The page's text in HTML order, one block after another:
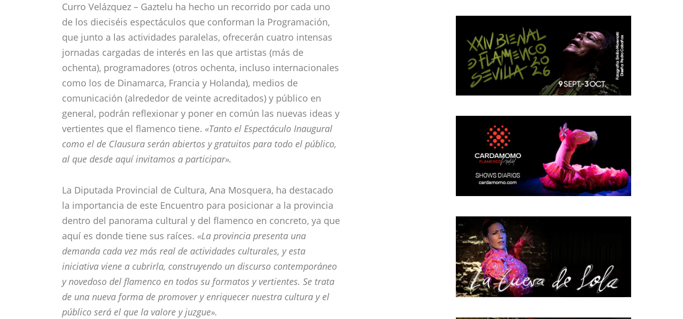
Curro Velázquez – Gaztelu ha hecho un recorrido por cada uno
de los dieciséis espectáculos que conforman la Programación,
que junto a las actividades paralelas, ofrecerán cuatro intensas
jornadas cargadas de interés en las que artistas (más de
ochenta), programadores (otros ochenta, incluso internacionales
como los de Dinamarca, Francia y Holanda), medios de
comunicación (alrededor de veinte acreditados) y público en
general, podrán reflexionar y poner en común las nuevas ideas y
vertientes que el flamenco tiene. «Tanto el Espectáculo Inaugural
como el de Clausura serán abiertos y gratuitos para todo el público,
al que desde aquí invitamos a participar».
La Diputada Provincial de Cultura, Ana Mosquera, ha destacado
la importancia de este Encuentro para posicionar a la provincia
dentro del panorama cultural y del flamenco en concreto, ya que
aquí es donde tiene sus raíces. «La provincia presenta una
demanda cada vez más real de actividades culturales, y esta
iniciativa viene a cubrirla, construyendo un discurso contemporáneo
y novedoso del flamenco en todos su formatos y vertientes. Se trata
de una nueva forma de promover y enriquecer nuestra cultura y el
público será el que la valore y juzgue».